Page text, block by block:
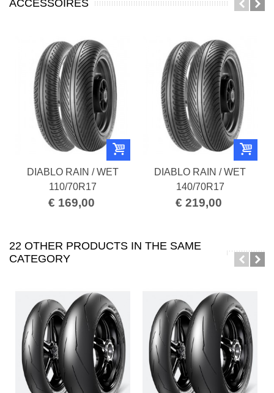
ACCESSOIRES
DIABLO RAIN / WET
110/70R17
€ 169,00
DIABLO RAIN / WET
140/70R17
€ 219,00
22 OTHER PRODUCTS IN THE SAME
CATEGORY